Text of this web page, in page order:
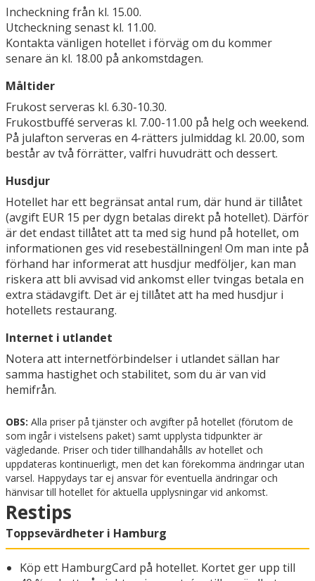
Incheckning från kl. 15.00.
Utcheckning senast kl. 11.00.
Kontakta vänligen hotellet i förväg om du kommer
senare än kl. 18.00 på ankomstdagen.
Måltider
Frukost serveras kl. 6.30-10.30.
Frukostbuffé serveras kl. 7.00-11.00 på helg och weekend.
På julafton serveras en 4-rätters julmiddag kl. 20.00, som
består av två förrätter, valfri huvudrätt och dessert.
Husdjur
Hotellet har ett begränsat antal rum, där hund är tillåtet
(avgift EUR 15 per dygn betalas direkt på hotellet). Därför
är det endast tillåtet att ta med sig hund på hotellet, om
informationen ges vid resebeställningen! Om man inte på
förhand har informerat att husdjur medföljer, kan man
riskera att bli avvisad vid ankomst eller tvingas betala en
extra städavgift. Det är ej tillåtet att ha med husdjur i
hotellets restaurang.
Internet i utlandet
Notera att internetförbindelser i utlandet sällan har
samma hastighet och stabilitet, som du är van vid
hemifrån.
OBS: Alla priser på tjänster och avgifter på hotellet (förutom de
som ingår i vistelsens paket) samt upplysta tidpunkter är
vägledande. Priser och tider tillhandahålls av hotellet och
uppdateras kontinuerligt, men det kan förekomma ändringar utan
varsel. Happydays tar ej ansvar för eventuella ändringar och
hänvisar till hotellet för aktuella upplysningar vid ankomst.
Restips
Toppsevärdheter i Hamburg
Köp ett HamburgCard på hotellet. Kortet ger upp till